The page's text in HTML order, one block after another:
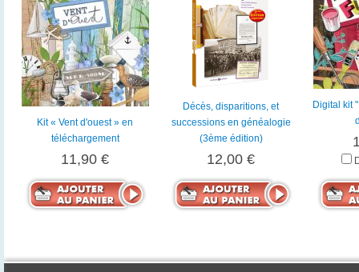
Kit « Vent d'ouest » en
téléchargement
11,90 €
Décès, disparitions, et
successions en généalogie
(3ème édition)
12,00 €
Digital kit